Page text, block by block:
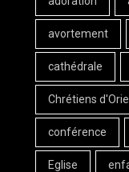
avortement
cathédrale
Chrétiens
conférence
Eglise